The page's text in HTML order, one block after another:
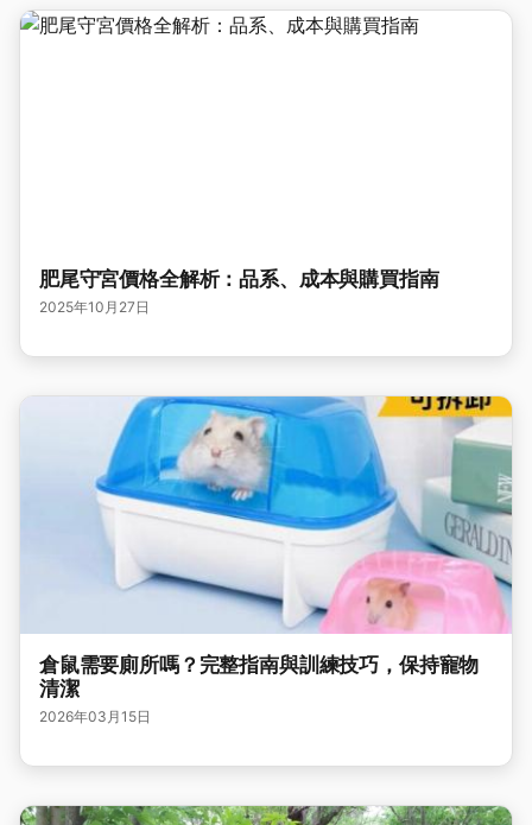
肥尾守宮價格全解析：品系、成本與購買指南
2025年10月27日
倉鼠需要廁所嗎？完整指南與訓練技巧，保持寵物
清潔
2026年03月15日